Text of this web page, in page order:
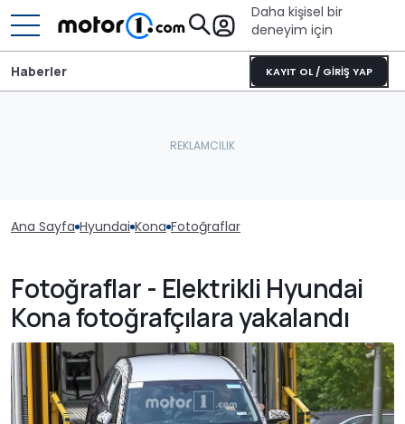
Daha kişisel bir
deneyim için
KAYIT OL / GİRİŞ YAP
Haberler
Ana Sayfa Hyundai Kona Fotoğraflar
Fotoğraflar - Elektrikli Hyundai
Kona fotoğrafçılara yakalandı